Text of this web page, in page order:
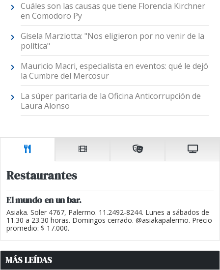
Cuáles son las causas que tiene Florencia Kirchner
en Comodoro Py
Gisela Marziotta: "Nos eligieron por no venir de la
política"
Mauricio Macri, especialista en eventos: qué le dejó
la Cumbre del Mercosur
La súper paritaria de la Oficina Anticorrupción de
Laura Alonso
Restaurantes
El mundo en un bar.
Asiaka. Soler 4767, Palermo. 11.2492-8244. Lunes a sábados de
11.30 a 23.30 horas. Domingos cerrado. @asiakapalermo. Precio
promedio: $ 17.000.
MÁS LEÍDAS